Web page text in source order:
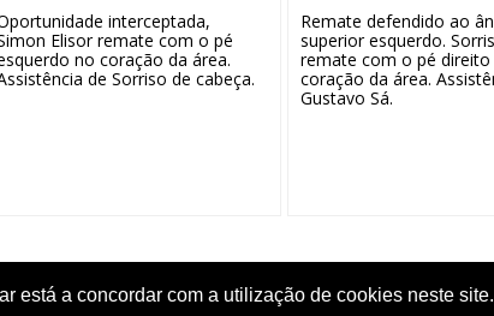
está a concordar com a utilização de cookies neste
interceptada,
Elisor remate com o pé
no coração da área.
de Sorriso de cabeça.
Remate defendido ao
superior esquerdo.
remate com o pé direito
coração da área.
Gustavo Sá.